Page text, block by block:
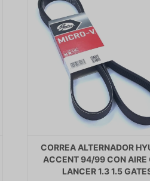
CORREA ALTERNADOR
ACCENT 94/99 CON AIRE
LANCER 1.3 1.5